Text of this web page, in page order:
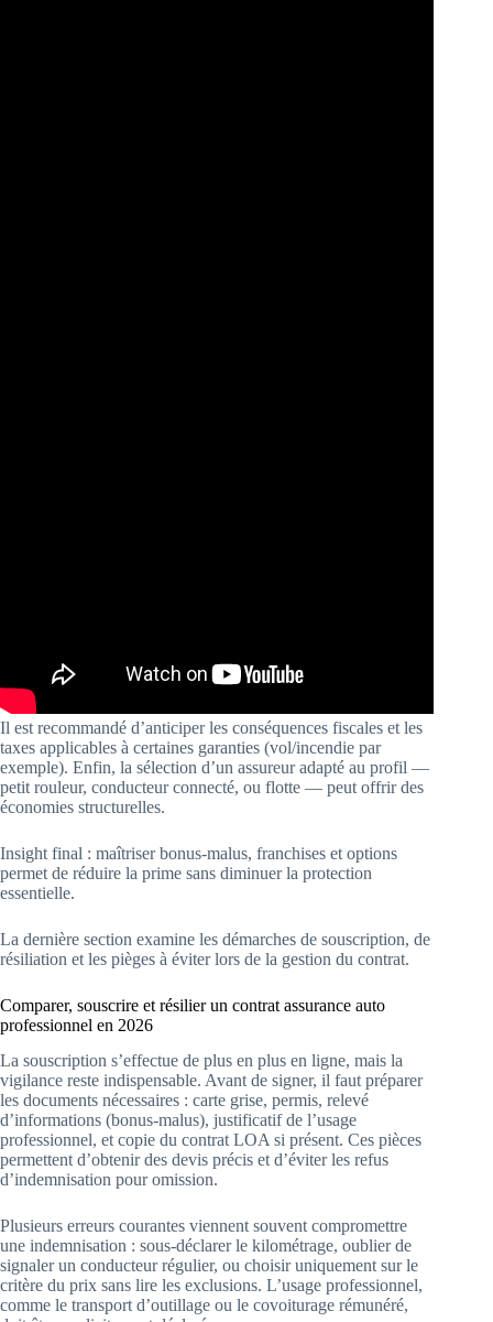
Il est recommandé d’anticiper les conséquences fiscales et les
taxes applicables à certaines garanties (vol/incendie par
exemple). Enfin, la sélection d’un assureur adapté au profil —
petit rouleur, conducteur connecté, ou flotte — peut offrir des
économies structurelles.
Insight final : maîtriser bonus-malus, franchises et options
permet de réduire la prime sans diminuer la protection
essentielle.
La dernière section examine les démarches de souscription, de
résiliation et les pièges à éviter lors de la gestion du contrat.
Comparer, souscrire et résilier un contrat assurance auto
professionnel en 2026
La souscription s’effectue de plus en plus en ligne, mais la
vigilance reste indispensable. Avant de signer, il faut préparer
les documents nécessaires : carte grise, permis, relevé
d’informations (bonus-malus), justificatif de l’usage
professionnel, et copie du contrat LOA si présent. Ces pièces
permettent d’obtenir des devis précis et d’éviter les refus
d’indemnisation pour omission.
Plusieurs erreurs courantes viennent souvent compromettre
une indemnisation : sous‑déclarer le kilométrage, oublier de
signaler un conducteur régulier, ou choisir uniquement sur le
critère du prix sans lire les exclusions. L’usage professionnel,
comme le transport d’outillage ou le covoiturage rémunéré,